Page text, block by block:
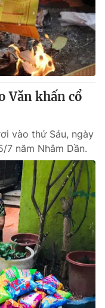
Văn khấn cổ
vào thứ Sáu, ngày
năm Nhâm Dần.